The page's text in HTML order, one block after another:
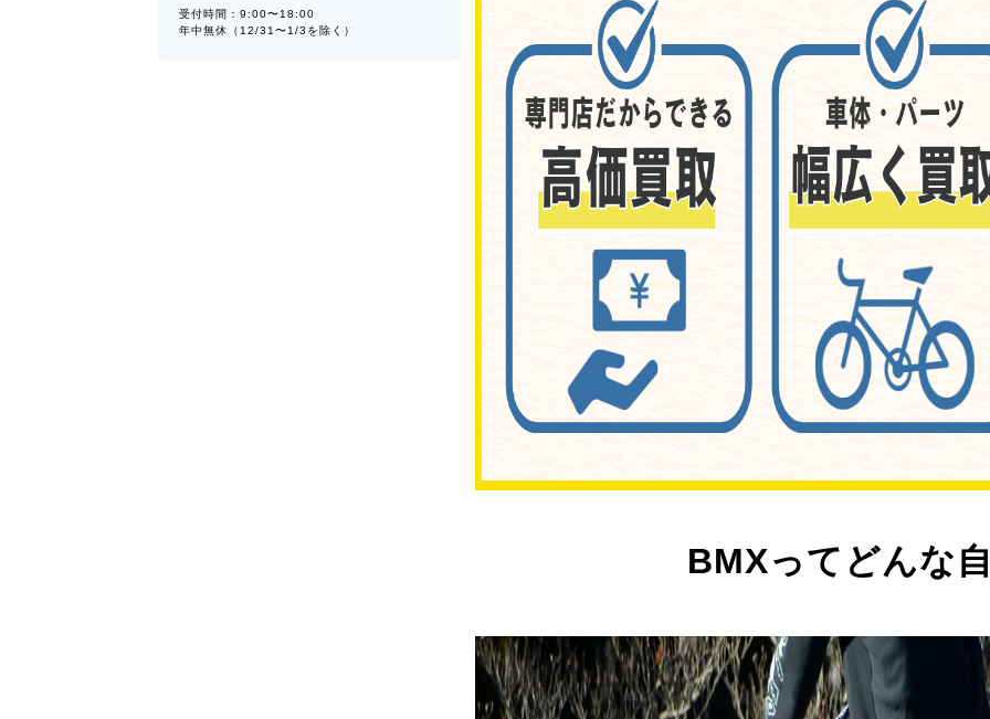
BMXってどんな
受付時間：9:00〜18:00
年中無休（12/31〜1/3を除く）